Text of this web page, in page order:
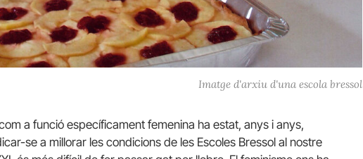
Imatge d'arxiu d'una escola bressol
a funció específicament femenina ha estat, anys i anys,
se a millorar les condicions de les Escoles Bressol al nostre